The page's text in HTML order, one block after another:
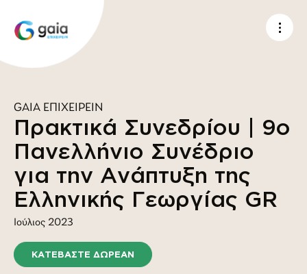
GAIA ΕΠΙΧΕΙΡΕΙΝ
Πρακτικά Συνεδρίου | 9ο
Πανελλήνιο Συνέδριο
για την Ανάπτυξη της
Ελληνικής Γεωργίας GR
Ιούλιος 2023
ΚΑΤΕΒΑΣΤΕ ΔΩΡΕΑΝ